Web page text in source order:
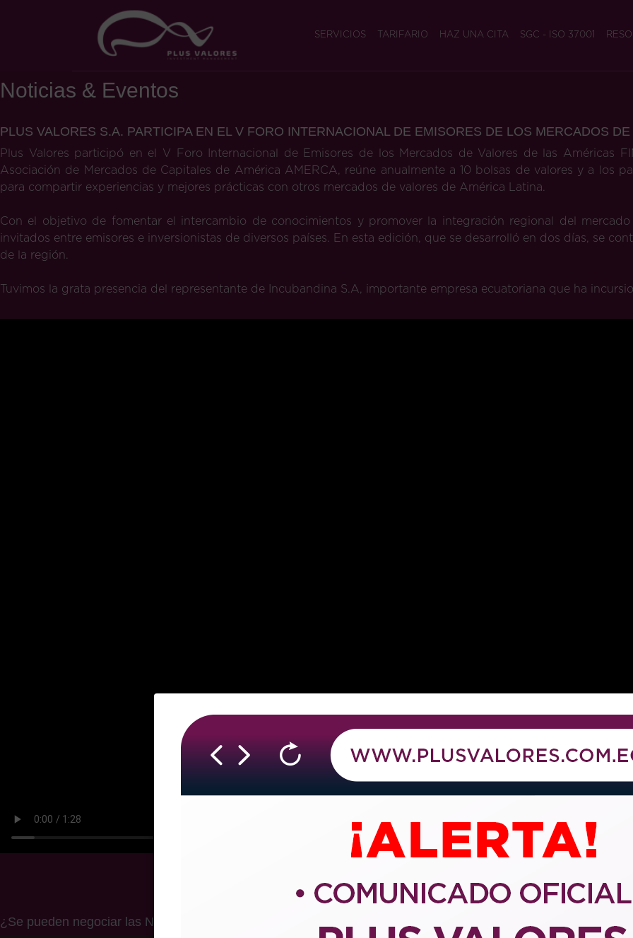
SERVICIOS TARIFARIO HAZ UNA CITA SGC - ISO 37001
Noticias & Eventos
PLUS VALORES S.A. PARTICIPA EN EL V FORO INTERNACIONAL DE EMISORES DE LOS MERCADOS
Plus Valores participó en el V Foro Internacional de Emisores de los Mercados de Valores de las Américas
Asociación de Mercados de Capitales de América AMERCA, reúne anualmente a 10 bolsas de valores y a los
para compartir experiencias y mejores prácticas con otros mercados de valores de América Latina.
Con el objetivo de fomentar el intercambio de conocimientos y promover la integración regional del
invitados entre emisores e inversionistas de diversos países. En esta edición, que se desarrolló en dos días, se
de la región.
Tuvimos la grata presencia del representante de Incubandina S.A, importante empresa ecuatoriana que ha
¿Se pueden negociar las Notas de Crédito en la Bolsa de Valores?